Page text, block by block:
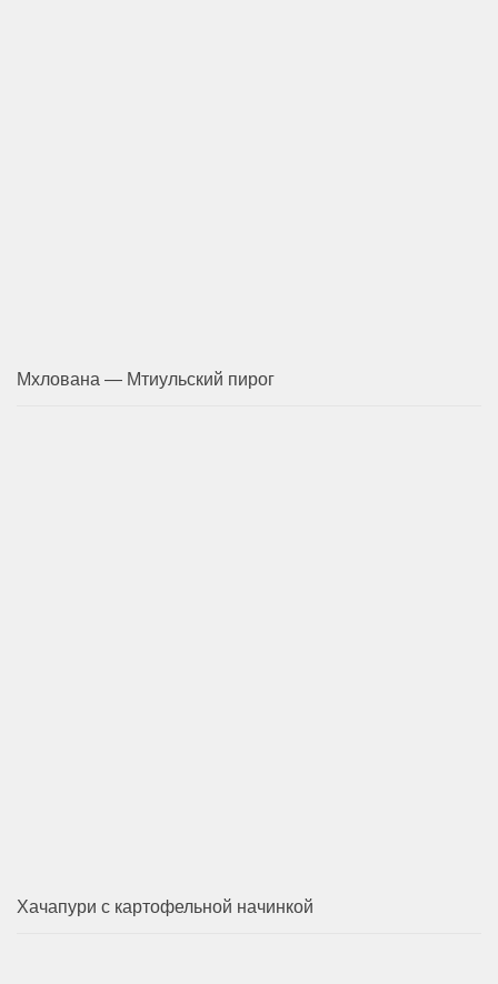
Мхлована — Мтиульский пирог
Хачапури с картофельной начинкой